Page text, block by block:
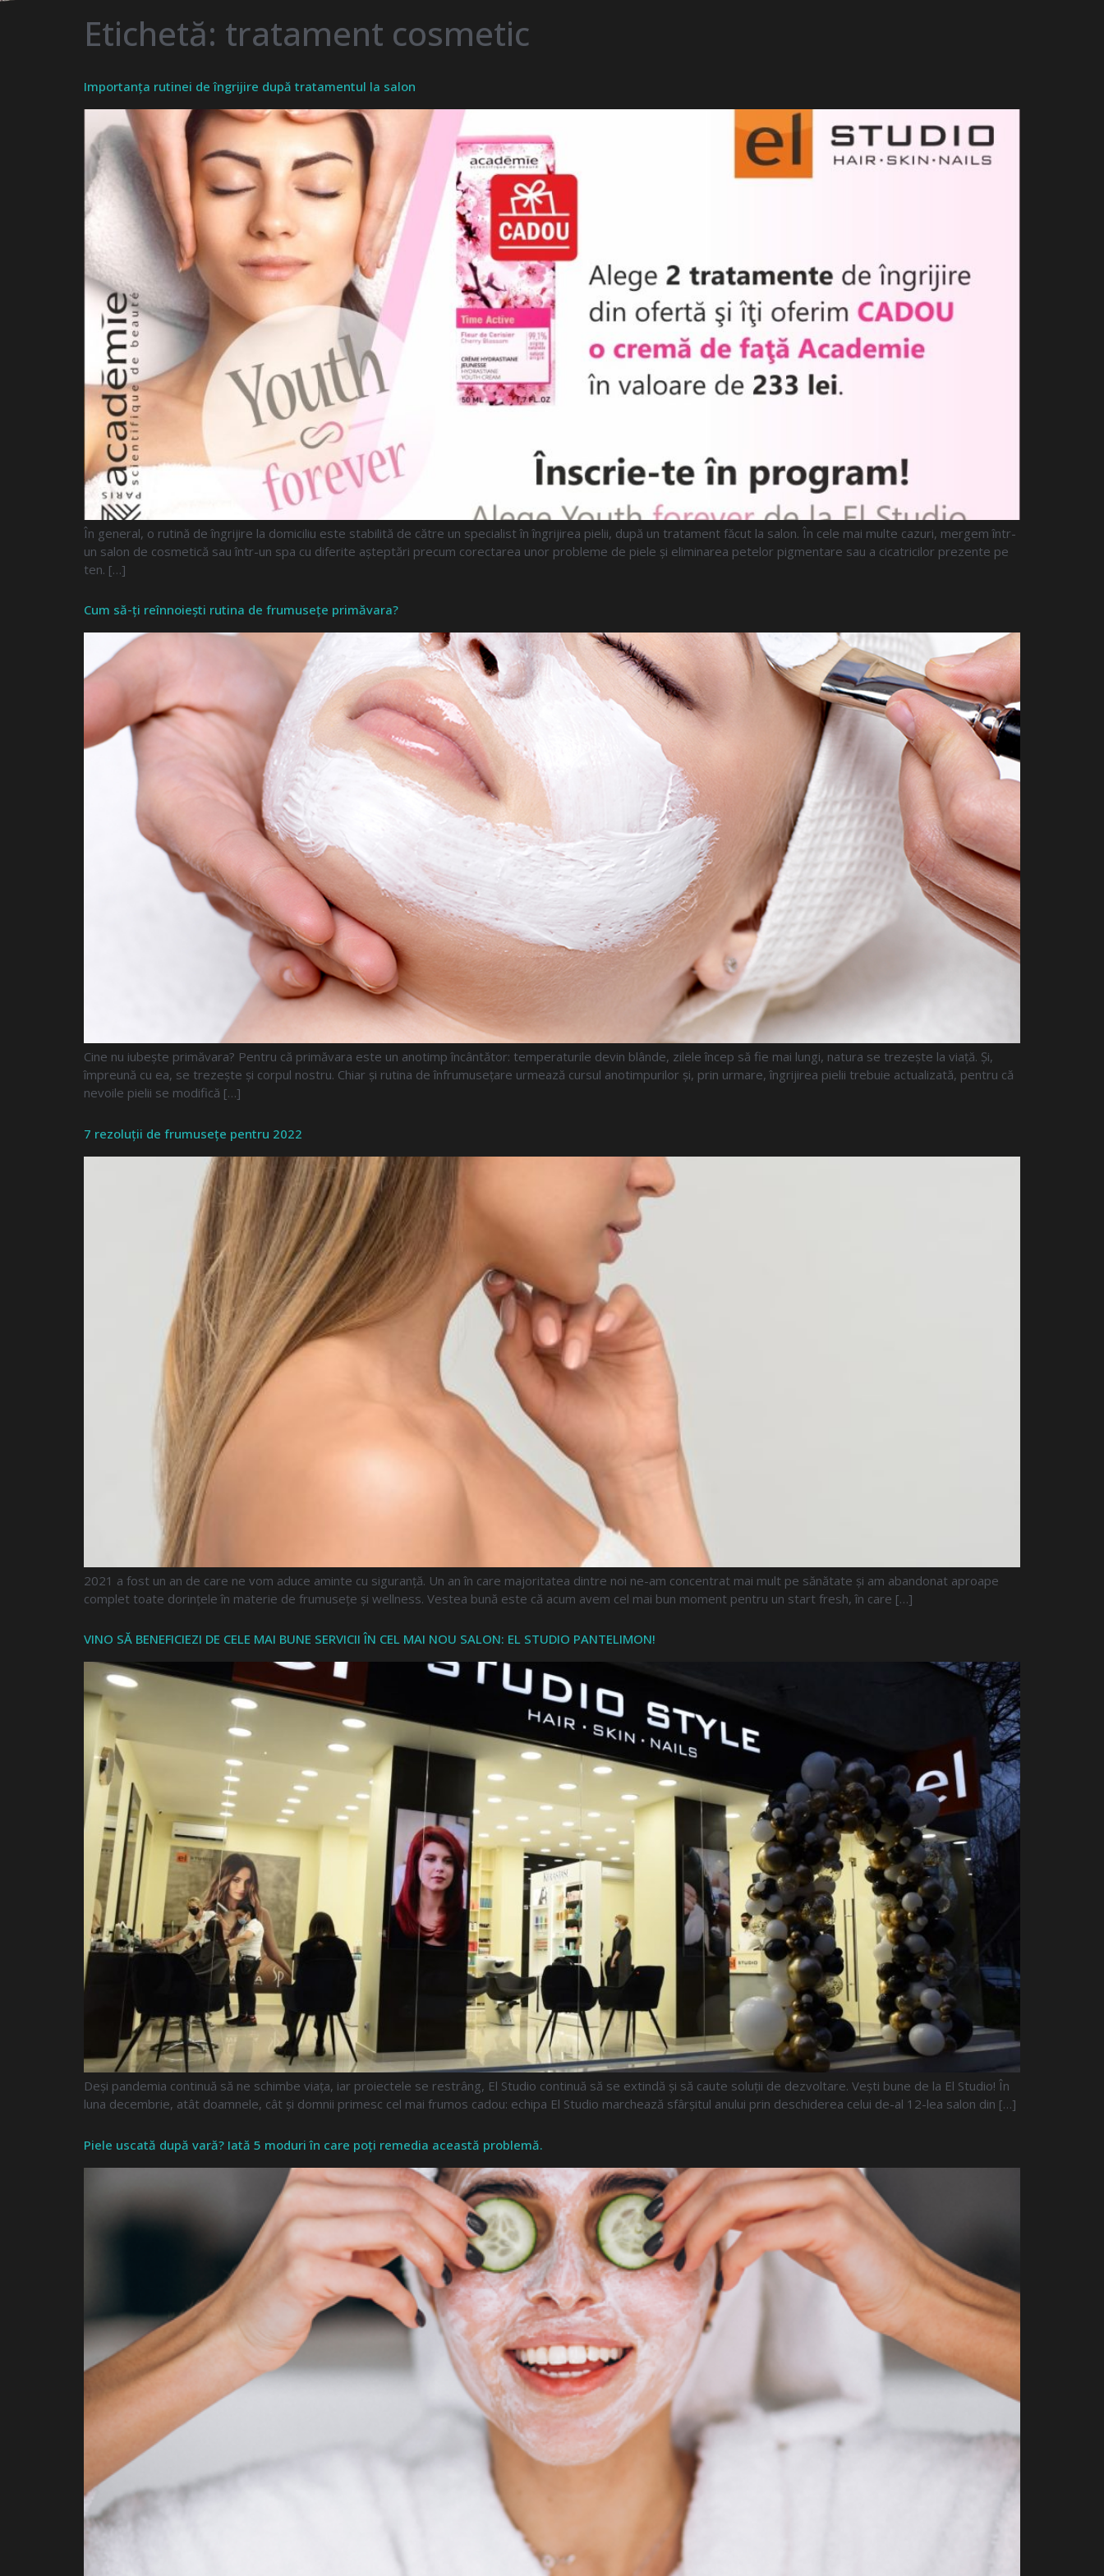
Etichetă: tratament cosmetic
Importanța rutinei de îngrijire după tratamentul la salon
În general, o rutină de îngrijire la domiciliu este stabilită de către un specialist în îngrijirea pielii, după un tratament făcut la salon. În cele mai multe cazuri, mergem într-
un salon de cosmetică sau într-un spa cu diferite așteptări precum corectarea unor probleme de piele și eliminarea petelor pigmentare sau a cicatricilor prezente pe
ten. […]
Cum să-ți reînnoiești rutina de frumusețe primăvara?
Cine nu iubește primăvara? Pentru că primăvara este un anotimp încântător: temperaturile devin blânde, zilele încep să fie mai lungi, natura se trezește la viață. Și,
împreună cu ea, se trezește și corpul nostru. Chiar și rutina de înfrumusețare urmează cursul anotimpurilor și, prin urmare, îngrijirea pielii trebuie actualizată, pentru că
nevoile pielii se modifică […]
7 rezoluții de frumusețe pentru 2022
2021 a fost un an de care ne vom aduce aminte cu siguranță. Un an în care majoritatea dintre noi ne-am concentrat mai mult pe sănătate și am abandonat aproape
complet toate dorințele în materie de frumusețe și wellness. Vestea bună este că acum avem cel mai bun moment pentru un start fresh, în care […]
VINO SĂ BENEFICIEZI DE CELE MAI BUNE SERVICII ÎN CEL MAI NOU SALON: EL STUDIO PANTELIMON!
Deși pandemia continuă să ne schimbe viața, iar proiectele se restrâng, El Studio continuă să se extindă și să caute soluții de dezvoltare. Vești bune de la El Studio! În
luna decembrie, atât doamnele, cât și domnii primesc cel mai frumos cadou: echipa El Studio marchează sfârșitul anului prin deschiderea celui de-al 12-lea salon din […]
Piele uscată după vară? Iată 5 moduri în care poți remedia această problemă.